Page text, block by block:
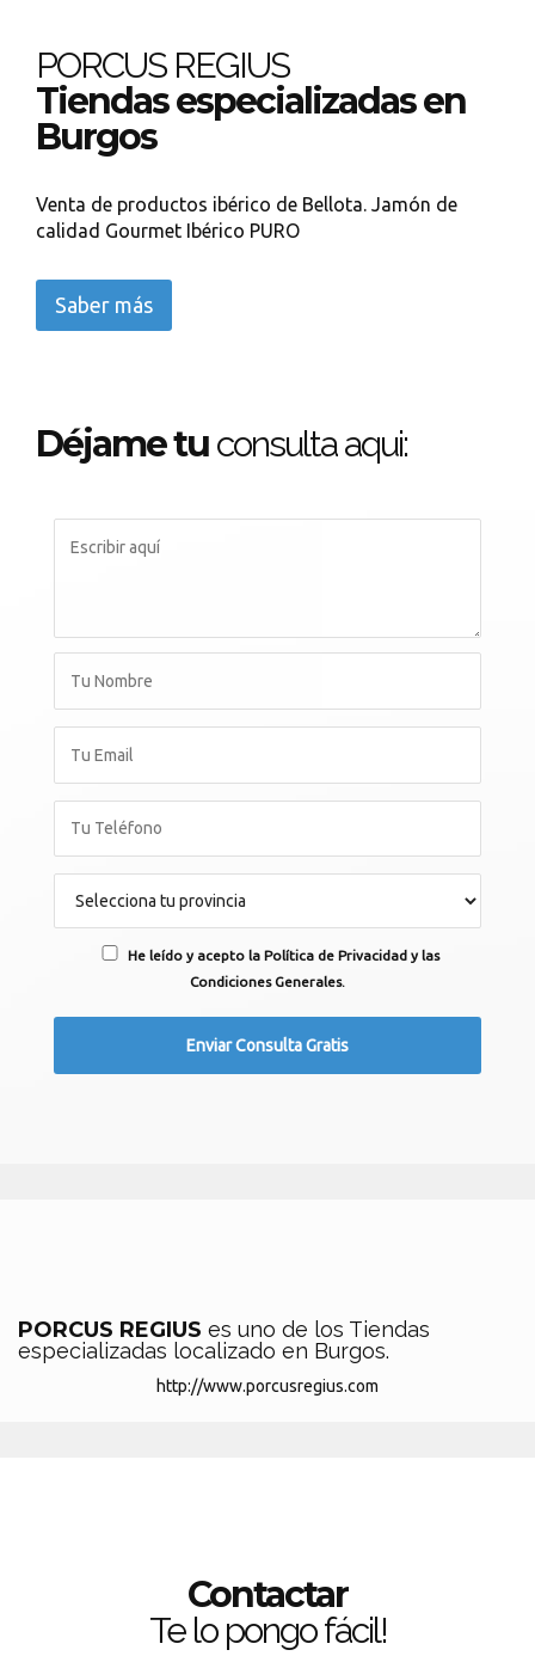
PORCUS REGIUS
Tiendas especializadas en
Burgos
Venta de productos ibérico de Bellota. Jamón de
calidad Gourmet Ibérico PURO
Saber más
Déjame tu consulta aqui:
He leído y acepto la Política de Privacidad y las
Condiciones Generales.
PORCUS REGIUS es uno de los Tiendas
especializadas localizado en Burgos.
http://www.porcusregius.com
Contactar
Te lo pongo fácil!